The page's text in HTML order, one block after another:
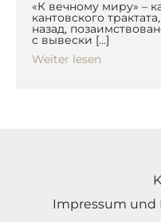
«К вечному миру» –
кантовского
назад,
с вывески […]
Weiter lesen
Impressum und